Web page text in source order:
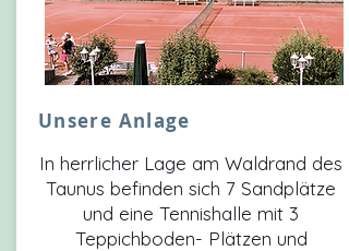
Unsere Anlage
In herrlicher Lage am Waldrand des
Taunus befinden sich 7 Sandplätze
und eine Tennishalle mit 3
Teppichboden- Plätzen und